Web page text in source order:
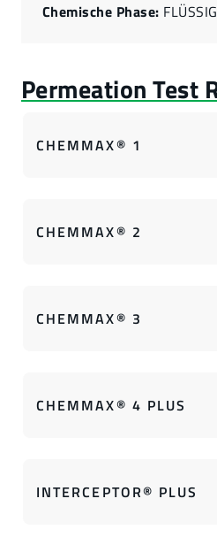
Chemische Phase: FLÜSSIG
CHEMMAX® 1
CHEMMAX® 2
CHEMMAX® 3
CHEMMAX® 4 PLUS
INTERCEPTOR® PLUS